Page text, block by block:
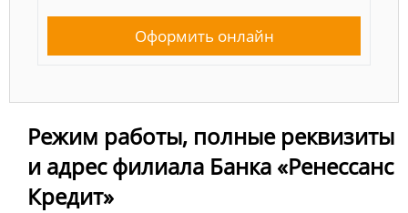
Оформить онлайн
Режим работы, полные реквизиты
и адрес филиала Банка «Ренессанс
Кредит»